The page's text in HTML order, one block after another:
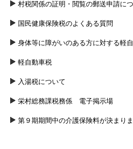
村税関係の証明・閲覧の郵送申請に
国民健康保険税のよくある質問
身体等に障がいのある方に対する軽
軽自動車税
入湯税について
栄村総務課税務係 電子掲示場
第９期期間中の介護保険料が決まり